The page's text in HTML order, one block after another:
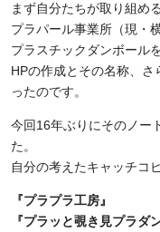
まず自分たちが取り組め
プラパール事業所（現・
プラスチックダンボール
HPの作成とその名称、
ったのです。
今回16年ぶりにそのノー
た。
自分の考えたキャッチコ
『プラプラ工房』
『プラッと覗き見プラダ